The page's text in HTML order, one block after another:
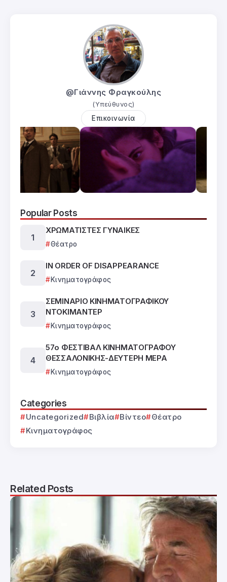
@Γιάννης Φραγκούλης
(Υπεύθυνος)
Επικοινωνία
Popular Posts
ΧΡΩΜΑΤΙΣΤΕΣ ΓΥΝΑΙΚΕΣ
Θέατρο
IN ORDER OF DISAPPEARANCE
Κινηματογράφος
ΣΕΜΙΝΑΡΙΟ ΚΙΝΗΜΑΤΟΓΡΑΦΙΚΟΥ
ΝΤΟΚΙΜΑΝΤΕΡ
Κινηματογράφος
57ο ΦΕΣΤΙΒΑΛ ΚΙΝΗΜΑΤΟΓΡΑΦΟΥ
ΘΕΣΣΑΛΟΝΙΚΗΣ-ΔΕΥΤΕΡΗ ΜΕΡΑ
Κινηματογράφος
Categories
Uncategorized Βιβλία Βίντεο
Θέατρο
Κινηματογράφος
Related Posts